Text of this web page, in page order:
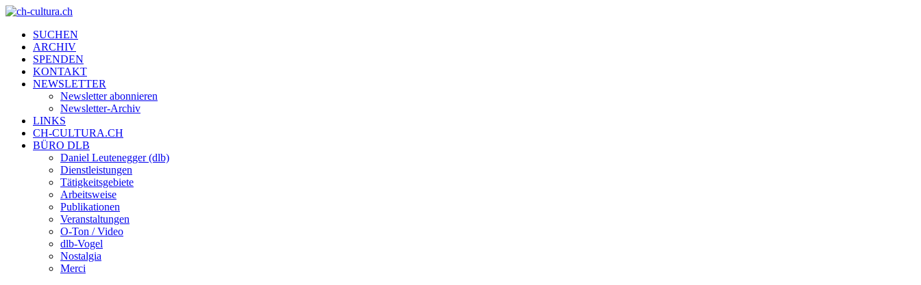
SUCHEN
ARCHIV
SPENDEN
KONTAKT
NEWSLETTER
Newsletter abonnieren
Newsletter-Archiv
LINKS
CH-CULTURA.CH
BÜRO DLB
Daniel Leutenegger (dlb)
Dienstleistungen
Tätigkeitsgebiete
Arbeitsweise
Publikationen
Veranstaltungen
O-Ton / Video
dlb-Vogel
Nostalgia
Merci